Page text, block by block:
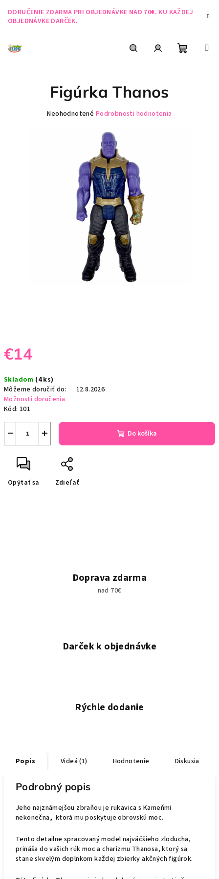
obsah
DORUČENIE ZDARMA PRI OBJEDNÁVKE NAD 70€. KU KAŽDEJ
OBJEDNÁVKE DARČEK.
€14
cena:
Skladom (4 ks)
Môžeme doručiť do:
12.8.2026
Možnosti doručenia
Kód: 101
+
− Do košíka
Opýtať sa Zdieľať
Figúrka Thanos
Priemerné
hviezdičiek.
Neohodnotené Podrobnosti hodnotenia
Doprava zdarma
nad 70€
Darček k objednávke
Rýchle dodanie
Popis Videá (1) Hodnotenie Diskusia
Podrobný popis
Jeho najznámejšou zbraňou je rukavica s Kameňmi
nekonečna, ktorá mu poskytuje obrovskú moc.
Tento detailne spracovaný model najväčšieho zloducha,
prináša do vašich rúk moc a charizmu Thanosa, ktorý sa
stane skvelým doplnkom každej zbierky akčných figúrok.